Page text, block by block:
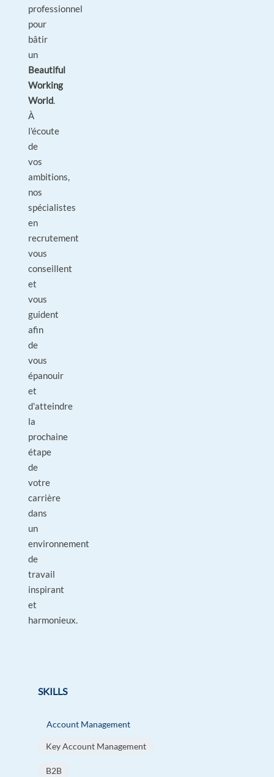
professionnel
pour
bâtir
un
Beautiful
Working
World.
À
l'écoute
de
vos
ambitions,
nos
spécialistes
en
recrutement
vous
conseillent
et
vous
guident
afin
de
vous
épanouir
et
d'atteindre
la
prochaine
étape
de
votre
carrière
dans
un
environnement
de
travail
inspirant
et
harmonieux.
SKILLS
Account Management
Key Account Management
B2B